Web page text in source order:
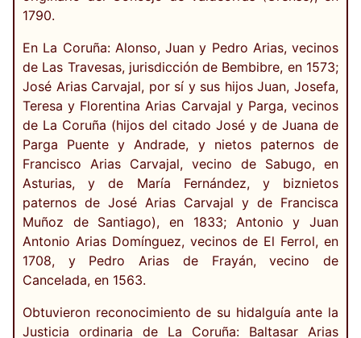
1790.
En La Coruña: Alonso, Juan y Pedro Arias, vecinos
de Las Travesas, jurisdicción de Bembibre, en 1573;
José Arias Carvajal, por sí y sus hijos Juan, Josefa,
Teresa y Florentina Arias Carvajal y Parga, vecinos
de La Coruña (hijos del citado José y de Juana de
Parga Puente y Andrade, y nietos paternos de
Francisco Arias Carvajal, vecino de Sabugo, en
Asturias, y de María Fernández, y biznietos
paternos de José Arias Carvajal y de Francisca
Muñoz de Santiago), en 1833; Antonio y Juan
Antonio Arias Domínguez, vecinos de El Ferrol, en
1708, y Pedro Arias de Frayán, vecino de
Cancelada, en 1563.
Obtuvieron reconocimiento de su hidalguía ante la
Justicia ordinaria de La Coruña: Baltasar Arias